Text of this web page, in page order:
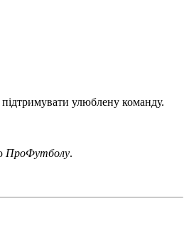
улюблену команду.
ПроФутболу.